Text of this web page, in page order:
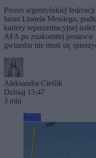
Prezes argentyńskiej
broni Lionela Messiego,
kariery reprezentacyjnej
AFA po znakomitej
gwiazdor nie musi się
Aleksandra Cieślik
Dzisiaj 15:47
3 min